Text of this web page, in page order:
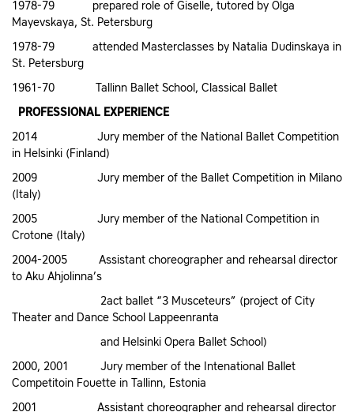
1978-79 prepared role of Giselle, tutored by Olga
Mayevskaya, St. Petersburg
1978-79 attended Masterclasses by Natalia Dudinskaya in
St. Petersburg
1961-70 Tallinn Ballet School, Classical Ballet
PROFESSIONAL EXPERIENCE
2014 Jury member of the National Ballet Competition
in Helsinki (Finland)
2009 Jury member of the Ballet Competition in Milano
(Italy)
2005 Jury member of the National Competition in
Crotone (Italy)
2004-2005 Assistant choreographer and rehearsal director
to Aku Ahjolinna’s
2act ballet “3 Musceteurs” (project of City
Theater and Dance School Lappeenranta
and Helsinki Opera Ballet School)
2000, 2001 Jury member of the Intenational Ballet
Competitoin Fouette in Tallinn, Estonia
2001 Assistant choreographer and rehearsal director